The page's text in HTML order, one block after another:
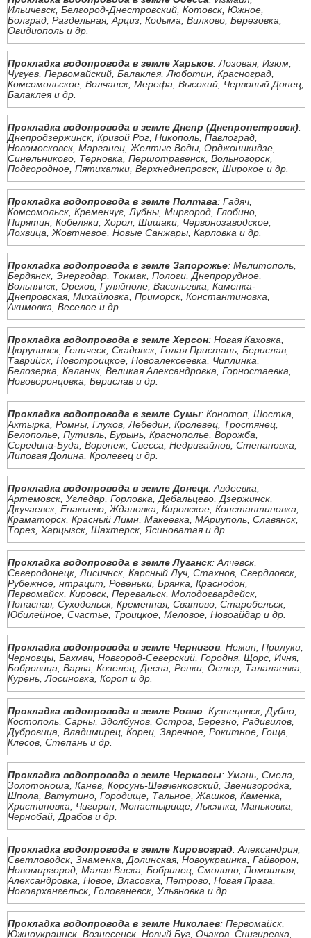
Ильичевск, Белгород-Днестровский, Котовск, Южное,
Болград, Раздельная, Арциз, Кодыма, Вилково, Березовка,
Овидиополь и др.
Прокладка водопровода в земле Харьков: Лозовая, Изюм,
Чугуев, Первомайский, Балаклея, Люботин, Красноград,
Комсомольское, Волчанск, Мерефа, Высокий, Червоный Донец,
Балаклея и др.
Прокладка водопровода в земле Днепр (Днепропетровск):
Днепродзержинск, Кривой Рог, Никополь, Павлоград,
Новомосковск, Марганец, Желтые Воды, Орджоникидзе,
Синельниково, Терновка, Першотравенск, Вольногорск,
Подгородное, Пятихатки, Верхнеднепровск, Широкое и др.
Прокладка водопровода в земле Полтава: Гадяч,
Комсомольск, Кременчуг, Лубны, Миргород, Глобино,
Пирятин, Кобеляки, Хорол, Шишаки, Червонозаводское,
Лохвица, Жовтневое, Новые Санжары, Карловка и др.
Прокладка водопровода в земле Запорожье: Мелитополь,
Бердянск, Энергодар, Токмак, Пологи, Днепрорудное,
Вольнянск, Орехов, Гуляйполе, Васильевка, Каменка-
Днепровская, Михайловка, Приморск, Константиновка,
Акимовка, Веселое и др.
Прокладка водопровода в земле Херсон: Новая Каховка,
Цюрупинск, Геническ, Скадовск, Голая Пристань, Берислав,
Таврийск, Новотроицкое, Новоалексеевка, Чиплинка,
Белозерка, Каланчк, Великая Александровка, Горностаевка,
Нововоронцовка, Берислав и др.
Прокладка водопровода в земле Сумы: Конотоп, Шостка,
Ахтырка, Ромны, Глухов, Лебедин, Кролевец, Тростянец,
Белополье, Путивль, Бурынь, Краснополье, Ворожба,
Середина-Буда, Воронеж, Свесса, Недригайлов, Степановка,
Липовая Долина, Кролевец и др.
Прокладка водопровода в земле Донецк: Авдеевка,
Артемовск, Угледар, Горловка, Дебальцево, Дзержинск,
Дкучаевск, Енакиево, Ждановка, Кировское, Константиновка,
Краматорск, Красный Лимн, Макеевка, МАриуполь, Славянск,
Торез, Харцызск, Шахтерск, Ясиноватая и др.
Прокладка водопровода в земле Луганск: Алчевск,
Северодонецк, Лисичнск, Карсный Луч, Стахнов, Свердловск,
Рубежное, нтрацит, Ровеньки, Брянка, Краснодон,
Первомайск, Кировск, Перевальск, Молодогвардейск,
Попасная, Суходольск, Кременная, Сватово, Старобельск,
Юбилейное, Счастье, Троицкое, Меловое, Новоайдар и др.
Прокладка водопровода в земле Чернигов: Нежин, Прилуки,
Черновцы, Бахмач, Новгород-Северский, Городня, Щорс, Ичня,
Бобровица, Варва, Козелец, Десна, Репки, Остер, Талалаевка,
Курень, Лосиновка, Короп и др.
Прокладка водопровода в земле Ровно: Кузнецовск, Дубно,
Костополь, Сарны, Здолбунов, Острог, Березно, Радивилов,
Дубровица, Владимирец, Корец, Заречное, Рокитное, Гоща,
Клесов, Степань и др.
Прокладка водопровода в земле Черкассы: Умань, Смела,
Золотоноша, Канев, Корсунь-Шевченковский, Звенигородка,
Шпола, Ватутино, Городище, Тальное, Жашков, Каменка,
Христиновка, Чигирин, Монастырище, Лысянка, Маньковка,
Чернобай, Драбов и др.
Прокладка водопровода в земле Кировоград: Александрия,
Светловодск, Знаменка, Долинская, Новоукраинка, Гайворон,
Новомиргород, Малая Виска, Бобринец, Смолино, Помошная,
Александровка, Новое, Власовка, Петрово, Новая Прага,
Новоархангельск, Голованевск, Ульяновка и др.
Прокладка водопровода в земле Николаев: Первомайск,
Южноукраинск, Вознесенск, Новый Буг, Очаков, Снигиревка,